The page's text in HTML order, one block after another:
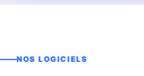
NOS LOGICIELS